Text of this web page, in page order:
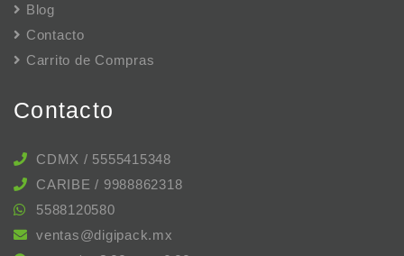
Blog
Contacto
Carrito de Compras
Contacto
CDMX / 5555415348
CARIBE / 9988862318
5588120580
ventas@digipack.mx